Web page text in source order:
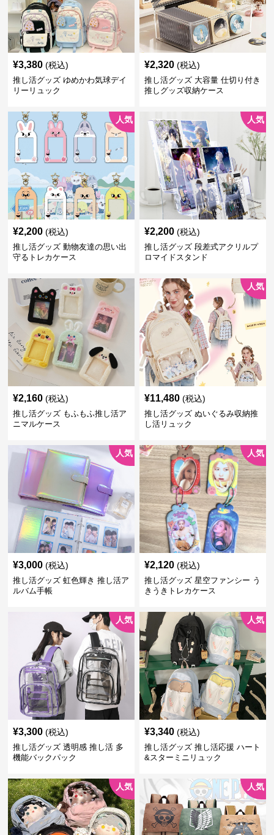
¥3,380 (税込)
推し活グッズ ゆめかわ気球デイ
リーリュック
¥2,320 (税込)
推し活グッズ 大容量 仕切り付き
推しグッズ収納ケース
人気
¥2,200 (税込)
推し活グッズ 動物友達の思い出
守るトレカケース
人気
¥2,200 (税込)
推し活グッズ 段差式アクリルプ
ロマイドスタンド
¥2,160 (税込)
推し活グッズ もふもふ推し活ア
ニマルケース
人気
¥11,480 (税込)
推し活グッズ ぬいぐるみ収納推
し活リュック
人気
¥3,000 (税込)
推し活グッズ 虹色輝き 推し活ア
ルバム手帳
人気
¥2,120 (税込)
推し活グッズ 星空ファンシー う
きうきトレカケース
人気
¥3,300 (税込)
推し活グッズ 透明感 推し活 多
機能バックパック
人気
¥3,340 (税込)
推し活グッズ 推し活応援 ハート
&スターミニリュック
人気 人気